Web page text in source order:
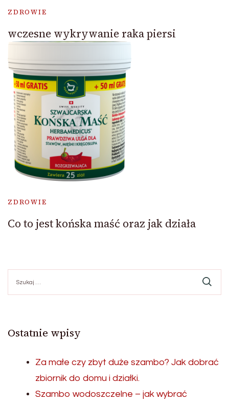
ZDROWIE
wczesne wykrywanie raka piersi
ZDROWIE
Co to jest końska maść oraz jak działa
Ostatnie wpisy
Za małe czy zbyt duże szambo? Jak dobrać
zbiornik do domu i działki.
Szambo wodoszczelne – jak wybrać